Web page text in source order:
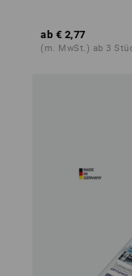
ab € 2,77
(m. MwSt.) ab 3